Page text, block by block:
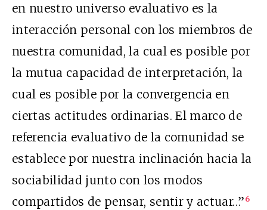
en nuestro universo evaluativo es la
interacción personal con los miembros de
nuestra comunidad, la cual es posible por
la mutua capacidad de interpretación, la
cual es posible por la convergencia en
ciertas actitudes ordinarias. El marco de
referencia evaluativo de la comunidad se
establece por nuestra inclinación hacia la
sociabilidad junto con los modos
compartidos de pensar, sentir y actuar…” 6